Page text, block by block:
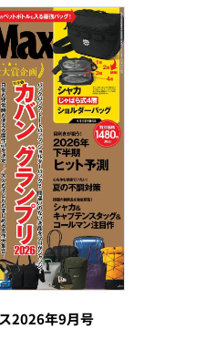
2026年9月号